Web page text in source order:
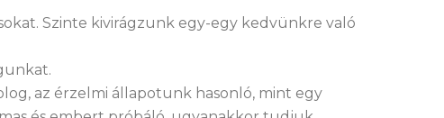
Szinte kivirágzunk egy-egy kedvünkre való
az érzelmi állapotunk hasonló, mint egy